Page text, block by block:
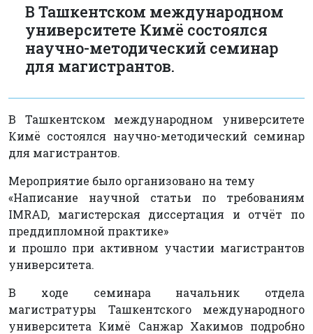
В Ташкентском международном
университете Кимё состоялся
научно-методический семинар
для магистрантов.
В Ташкентском международном университете
Кимё состоялся научно-методический семинар
для магистрантов.
Мероприятие было организовано на тему
«Написание научной статьи по требованиям
IMRAD, магистерская диссертация и отчёт по
преддипломной практике»
и прошло при активном участии магистрантов
университета.
В ходе семинара начальник отдела
магистратуры Ташкентского международного
университета Кимё Санжар Хакимов подробно